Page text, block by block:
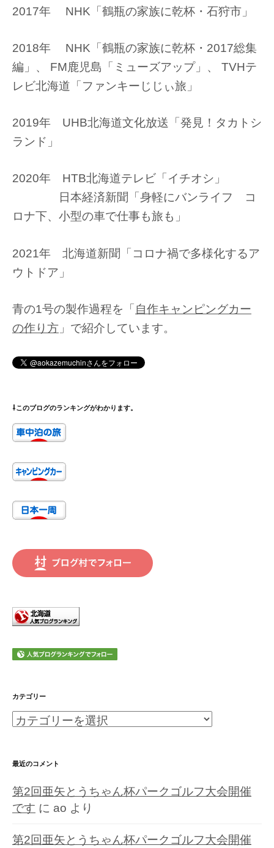
2017年 NHK「鶴瓶の家族に乾杯・石狩市」
2018年 NHK「鶴瓶の家族に乾杯・2017総集
編」、 FM鹿児島「ミューズアップ」、 TVHテ
レビ北海道「ファンキーじじぃ旅」
2019年 UHB北海道文化放送「発見！タカトシ
ランド」
2020年 HTB北海道テレビ「イチオシ」
日本経済新聞「身軽にバンライフ コ
ロナ下、小型の車で仕事も旅も」
2021年 北海道新聞「コロナ禍で多様化するア
ウトドア」
青の1号の製作過程を「自作キャンピングカー
の作り方 」で紹介しています。
⇩このブログのランキングがわかります。
カテゴリー
カ
ゴ
ー
最近のコメント
第2回亜矢とうちゃん杯パークゴルフ大会開催
です に ao より
第2回亜矢とうちゃん杯パークゴルフ大会開催